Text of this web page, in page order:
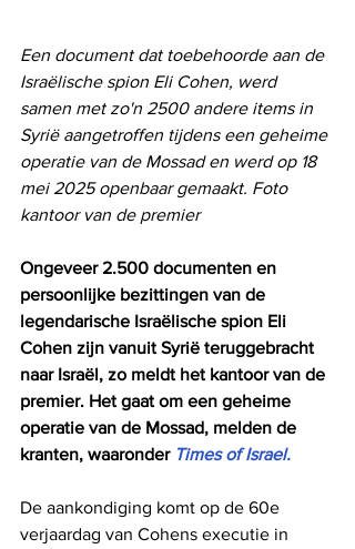
Een document dat toebehoorde aan de
Israëlische spion Eli Cohen, werd
samen met zo'n 2500 andere items in
Syrië aangetroffen tijdens een geheime
operatie van de Mossad en werd op 18
mei 2025 openbaar gemaakt. Foto
kantoor van de premier
Ongeveer 2.500 documenten en
persoonlijke bezittingen van de
legendarische Israëlische spion Eli
Cohen zijn vanuit Syrië teruggebracht
naar Israël, zo meldt het kantoor van de
premier. Het gaat om een ​​geheime
operatie van de Mossad, melden de
kranten, waaronder Times of Israel.
De aankondiging komt op de 60e
verjaardag van Cohens executie in